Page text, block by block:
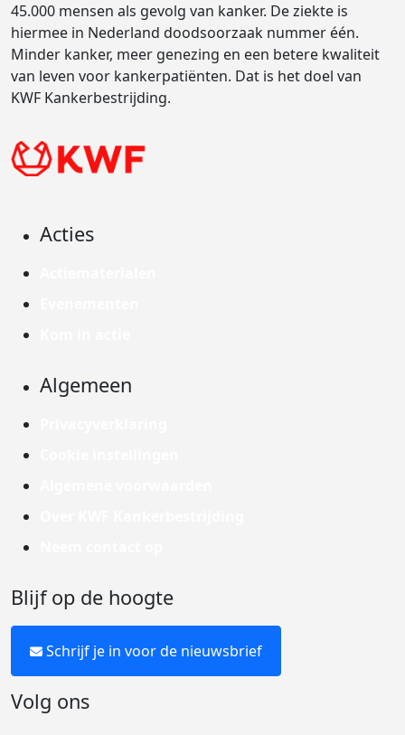
45.000 mensen als gevolg van kanker. De ziekte is
hiermee in Nederland doodsoorzaak nummer één.
Minder kanker, meer genezing en een betere kwaliteit
van leven voor kankerpatiënten. Dat is het doel van
KWF Kankerbestrijding.
Acties
Algemeen
Blijf op de hoogte
Schrijf je in voor de nieuwsbrief
Volg ons